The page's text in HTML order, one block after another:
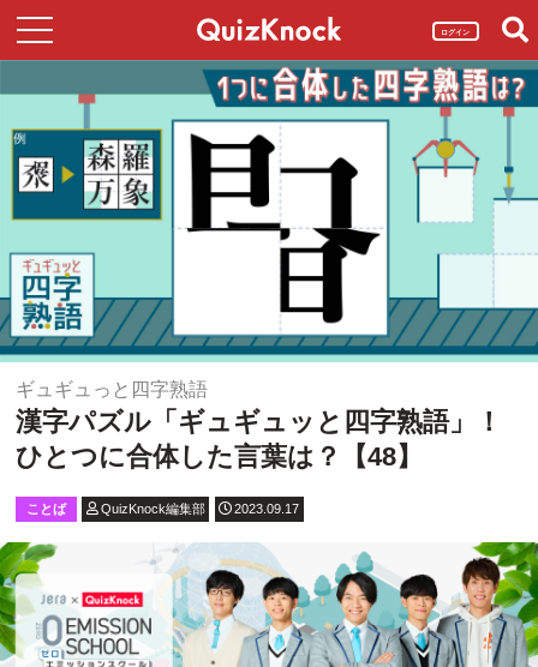
ログイン
ギュギュっと四字熟語
漢字パズル「ギュギュッと四字熟語」！
ひとつに合体した言葉は？【48】
ことば QuizKnock編集部 2023.09.17